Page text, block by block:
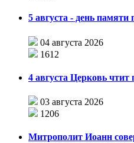
5 августа - день
04 августа 2026
1612
4 августа Церковь
03 августа 2026
1206
Митрополит Иоанн